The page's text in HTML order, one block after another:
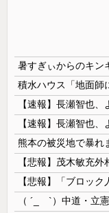
暑すぎぃからのキン
【速報】長瀬智也
【速報】長瀬智也
【悲報】茂木敏充